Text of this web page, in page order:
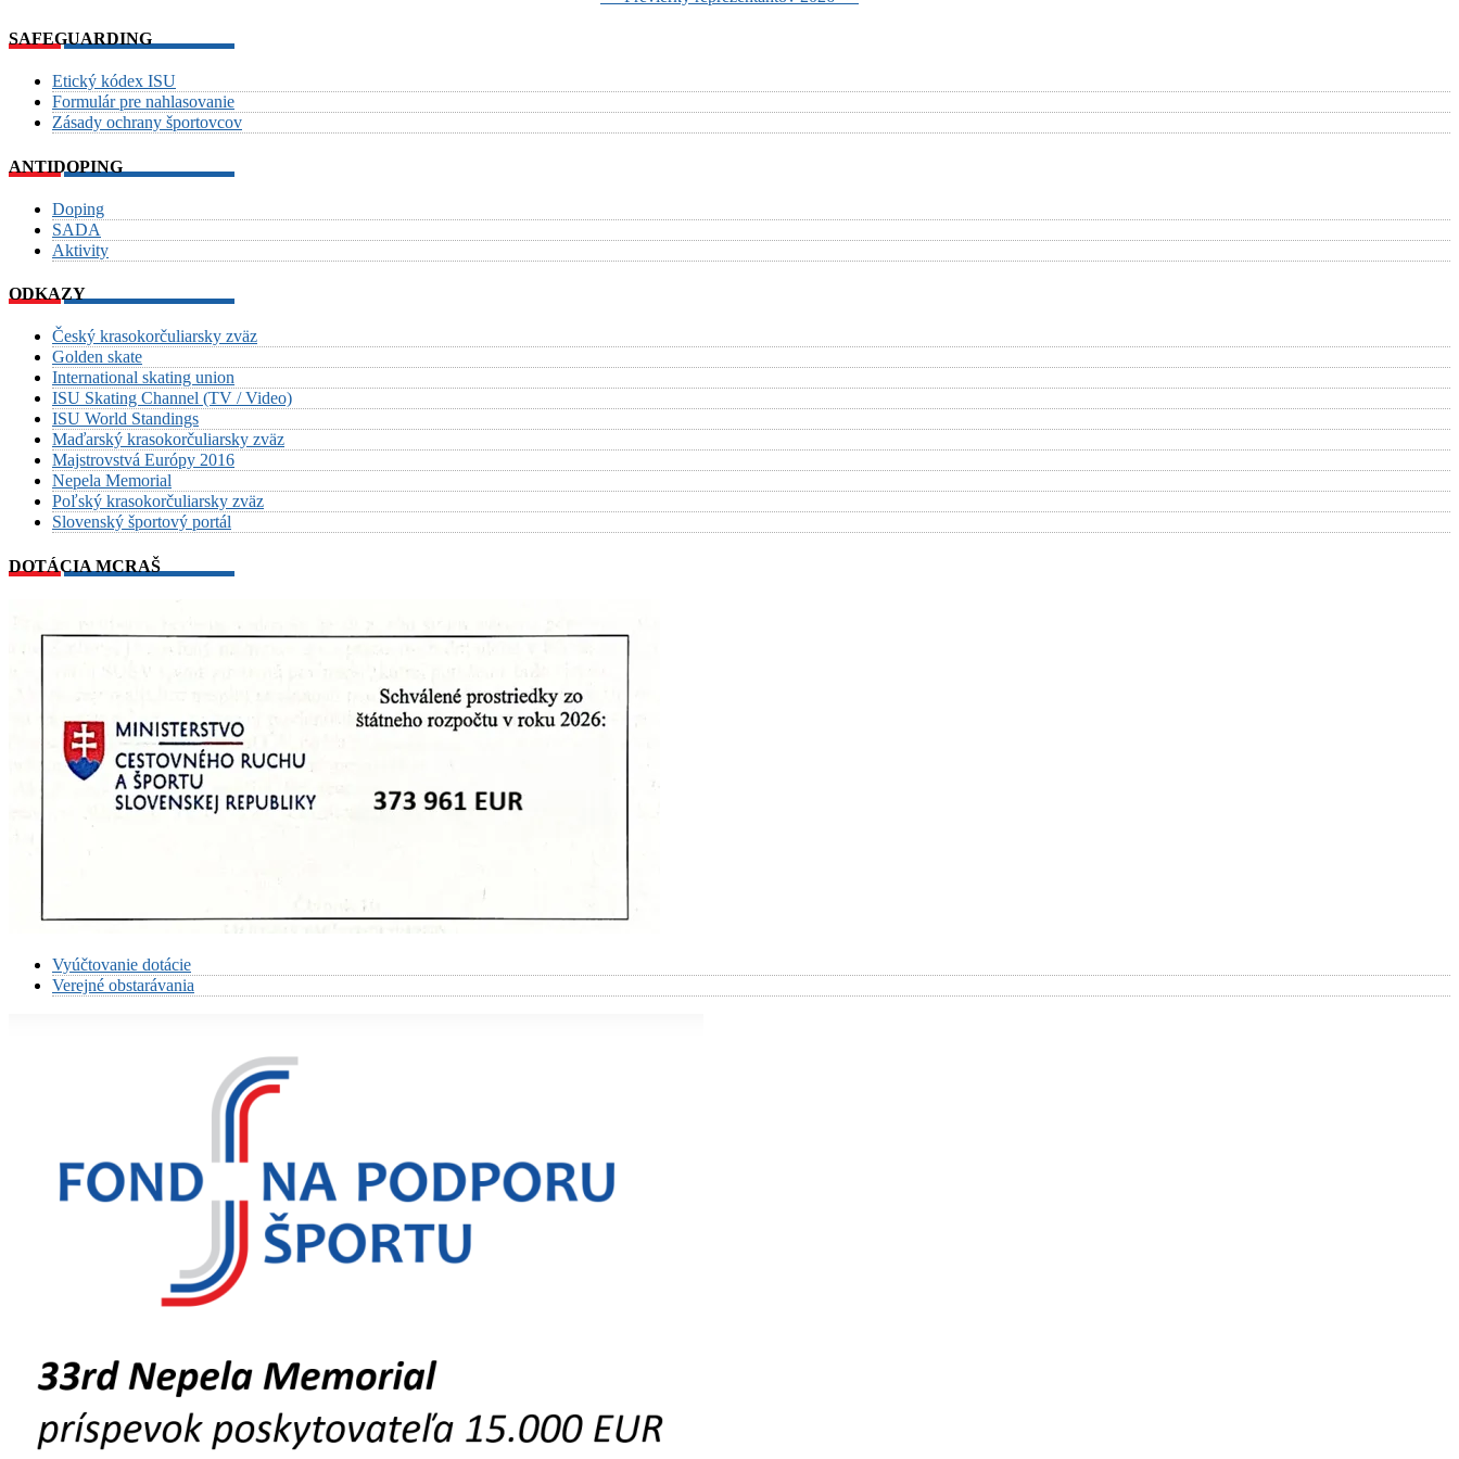
SAFEGUARDING
Etický kódex ISU
Formulár pre nahlasovanie
Zásady ochrany športovcov
ANTIDOPING
Doping
SADA
Aktivity
ODKAZY
Český krasokorčuliarsky zväz
Golden skate
International skating union
ISU Skating Channel (TV / Video)
ISU World Standings
Maďarský krasokorčuliarsky zväz
Majstrovstvá Európy 2016
Nepela Memorial
Poľský krasokorčuliarsky zväz
Slovenský športový portál
DOTÁCIA MCRAŠ
Vyúčtovanie dotácie
Verejné obstarávania